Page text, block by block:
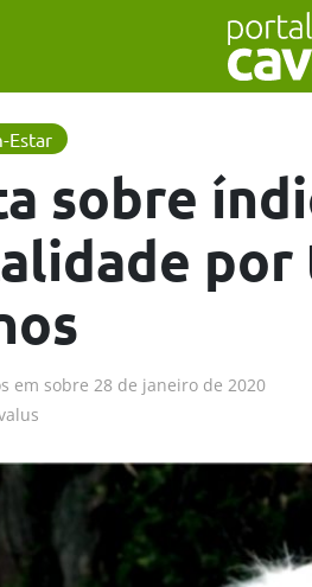
Estar
sobre
por
em sobre 28 de janeiro de 2020